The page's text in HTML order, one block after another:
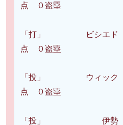
点 ０盗塁
「打」 ビシエド
点 ０盗塁
「投」 ウィック
点 ０盗塁
「投」 伊勢 ０